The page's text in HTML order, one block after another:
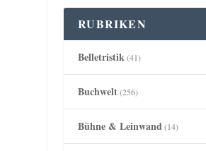
RUBRIKEN
Belletristik(41)
Buchwelt(256)
Bühne & Leinwand(14)